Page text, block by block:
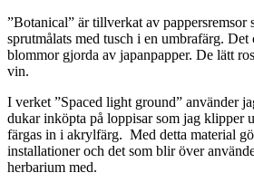
”Botanical” är tillverkat av pappersremsor
sprutmålats med tusch i en umbrafärg.
blommor gjorda av japanpapper. De lätt
vin.
I verket ”Spaced light ground” använder
dukar inköpta på loppisar som jag klipper
färgas in i akrylfärg. Med detta material
installationer och det som blir över
herbarium med.